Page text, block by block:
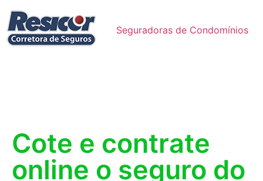
Seguradoras de Condomínios
Cote e contrate
online o seguro do